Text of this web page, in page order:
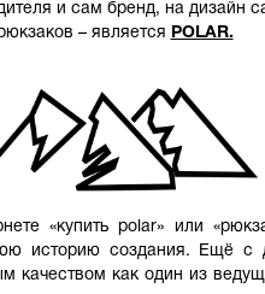
и сам бренд, на дизайн
– является
POLAR.
«купить polar» или
историю создания. Ещё с
качеством как один из